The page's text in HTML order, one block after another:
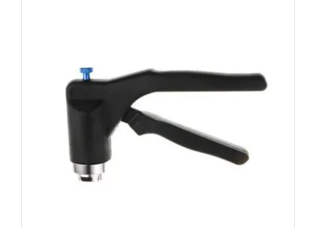
COMPRAR DETALHES